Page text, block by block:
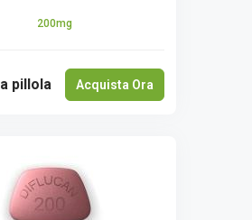
200mg
a pillola Acquista Ora